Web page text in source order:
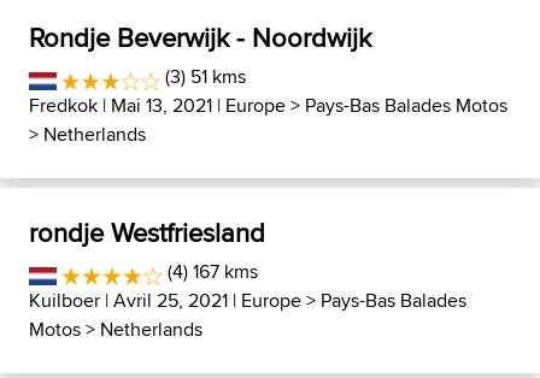
Rondje Beverwijk - Noordwijk
(3) 51 kms
Fredkok | Mai 13, 2021 | Europe> Pays-Bas Balades Motos
> Netherlands
rondje Westfriesland
(4) 167 kms
Kuilboer | Avril 25, 2021 | Europe> Pays-Bas Balades
Motos> Netherlands